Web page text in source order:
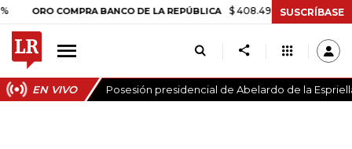
COMPRA BANCO DE LA REPÚBLICA $ 408.498,97 +$ 8.753,81 +2,19%
SUSCRÍBASE
EN VIVO Posesión presidencial de Abelardo de la